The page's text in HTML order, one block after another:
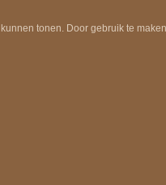
tonen. Door gebruik te